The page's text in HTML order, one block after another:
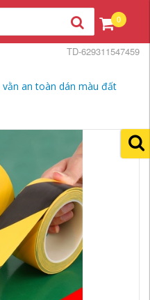
0
an toàn dán màu đất
TD-629311547459